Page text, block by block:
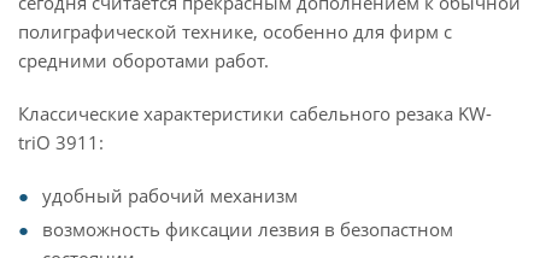
полиграфической технике, особенно для фирм с
средними оборотами работ.
Классические характеристики сабельного резака KW-
triO 3911:
удобный рабочий механизм
возможность фиксации лезвия в безопастном